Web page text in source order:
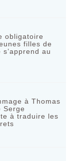
obligatoire
filles de
au
à Thomas
Serge
à traduire les